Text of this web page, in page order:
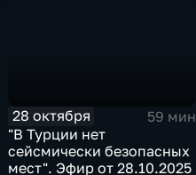
28 октября
59 мин
"В Турции нет
сейсмически безопасных
мест". Эфир от 28.10.2025